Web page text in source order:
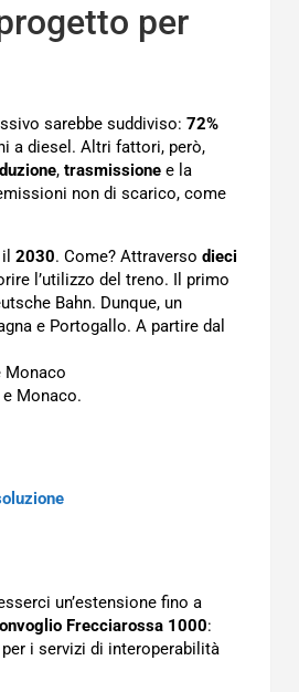
per
sarebbe suddiviso: 72%
a diesel. Altri fattori, però,
, trasmissione e la
non di scarico, come
2030. Come? Attraverso dieci
l’utilizzo del treno. Il primo
Bahn. Dunque, un
e Portogallo. A partire dal
Monaco
e Monaco.
un’estensione fino a
Frecciarossa 1000:
i servizi di interoperabilità